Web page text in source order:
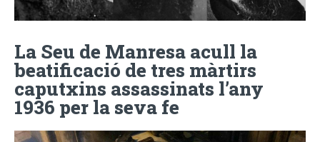
La Seu de Manresa acull la
beatificació de tres màrtirs
caputxins assassinats l’any
1936 per la seva fe